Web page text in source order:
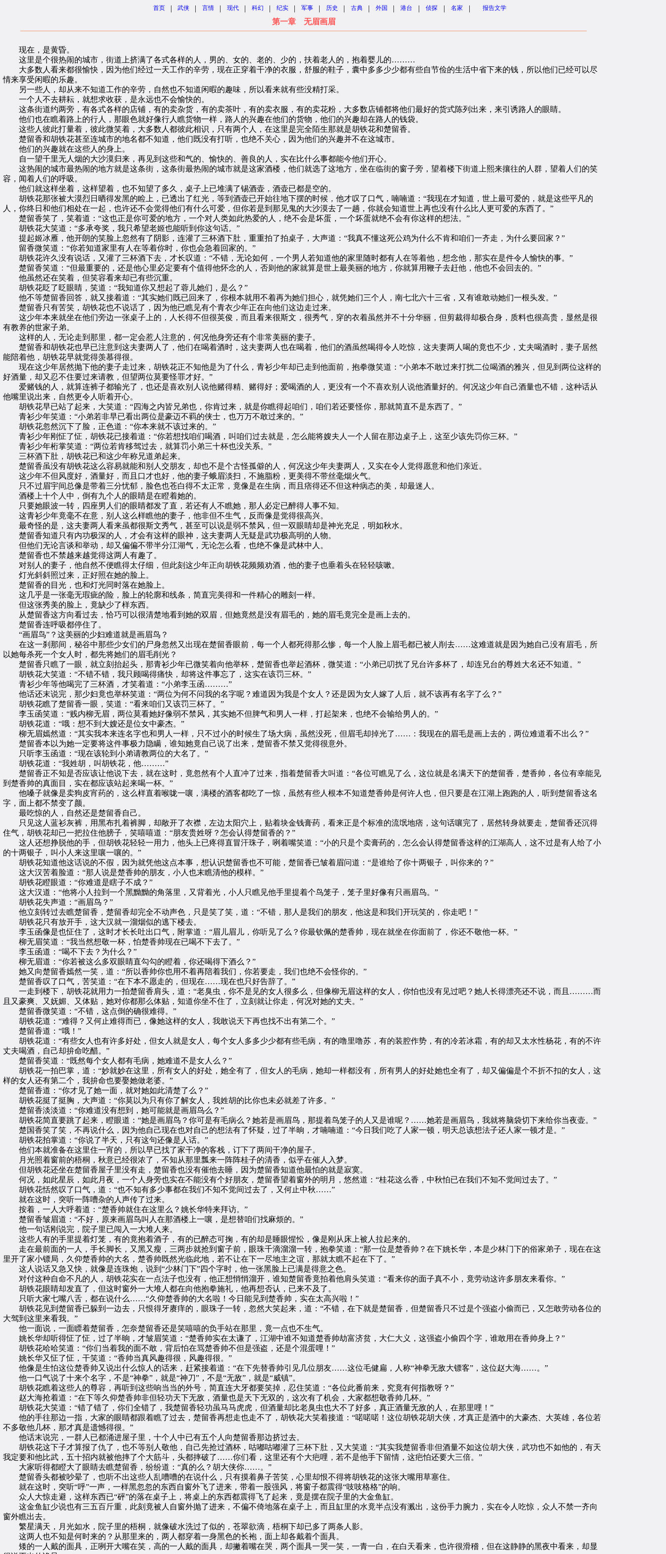
首页 | 武侠 | 言情 | 现代 | 科幻 | 纪实 | 军事 | 历史 | 古典 | 外国 | 港台 | 侦探 | 名家 | 报告文学
第一章 无眉画眉
现在，是黄昏。
这里是个很热闹的城市，街道上挤满了各式各样的人，男的、女的、老的、少的，扶着老人的，抱着婴儿的………
大多数人看来都很愉快，因为他们经过一天工作的辛劳，现在正穿着干净的衣服，舒服的鞋子，囊中多多少少都有些自节俭的生活中省下来的钱，所以他们已经可以尽
情来享受闲暇的乐趣。
另一些人，却从来不知道工作的辛劳，自然也不知道闲暇的趣味，所以看来就有些没精打采。
一个人不去耕耘，就想求收获，是永远也不会愉快的。
这条街道约两旁，有各式各样的店铺，有的卖杂货，有的卖茶叶，有的卖衣服，有的卖花粉，大多数店铺都将他们最好的货式陈列出来，来引诱路人的眼睛。
他们也在瞧着路上的行人，那眼色就好像行人瞧货物一样，路人的兴趣在他们的货物，他们的兴趣却在路人的钱袋。
这些人彼此打量着，彼此微笑着，大多数人都彼此相识，只有两个人，在这里是完全陌生那就是胡铁花和楚留香。
楚留香和胡铁花甚至连城市的地名都不知道，他们既没有打听，也绝不关心，因为他们的兴趣并不在这城市。
他们的兴趣就在这些人的身上。
自一望千里无人烟的大沙漠归来，再见到这些和气的、愉快的、善良的人，实在比什么事都能今他们开心。
这热闹的城市最热闹的地方就是这条街，这条街最热闹的城市就是这家酒楼，他们就选了这地方，坐在临街的窗子旁，望着楼下街道上熙来攘往的人群，望着人们的笑
容，闻着人们的呼吸。
他们就这样坐着，这样望着，也不知望了多久，桌子上已堆满了锡酒壶，酒壶已都是空的。
胡铁花那张被大漠烈日晒得发黑的睑上，已透出了红光，等到酒壶已开始往地下摆的时候，他才叹了口气，喃喃道：“我现在才知道，世上最可爱的，就是这些平凡的
人，你终日和他们相处在一起，也许还不会觉得他们有什么可爱，但你若是到那见鬼的大沙漠去了一趟，你就会知道世上再也没有什么比人更可爱的东西了。”
楚留香笑了，笑着道：“这也正是你可爱的地方，一个对人类如此热爱的人，绝不会是坏蛋，一个坏蛋就绝不会有你这样的想法。”
胡铁花大笑道：“多承夸奖，我只希望老姬也能听到你这句话。”
提起姬冰雁，他开朗的笑脸上忽然有了阴影，连灌了三杯酒下肚，重重拍了拍桌子，大声道：“我真不懂这死公鸡为什么不肯和咱们一齐走，为什么要回家？”
留香微笑道：“你若知道家里有人在等着你时，你也会急着回家的。”
胡铁花许久没有说话，又灌了三杯酒下去，才长叹道：“不错，无论如何，一个男人若知道他的家里随时都有人在等着他，想念他，那实在是件令人愉快的事。”
楚留香笑道：“但最重要的，还是他心里必定要有个值得他怀念的人，否则他的家就算是世上最美丽的地方，你就算用鞭子去赶他，他也不会回去的。”
他虽然还在笑着，但笑容看来却已有些沉重。
胡铁花眨了眨眼睛，笑道：“我知道你又想起了蓉儿她们，是么？”
他不等楚留香回答，就又接着道：“其实她们既已回来了，你根本就用不着再为她们担心，就凭她们三个人，南七北六十三省，又有谁敢动她们一根头发。”
楚留香只有苦笑，胡铁花也不说话了，因为他已瞧见有个青衣少年正在向他们这边走过来。
这少年本来就坐在他们旁边一张桌子上的，人长得不但很英俊，而且看来很斯文，很秀气，穿的衣着虽然并不十分华丽，但剪裁得却极合身，质料也很高贵，显然是很
有教养的世家子弟。
这样的人，无论走到那里，都一定会惹人注意的，何况他身旁还有个非常美丽的妻子。
楚留香和胡铁花也早已注意到这夫妻两人了，他们在喝着酒时，这夫妻两人也在喝着，他们的酒虽然喝得令人吃惊，这夫妻两人喝的竟也不少，丈夫喝酒时，妻子居然
能陪着他，胡铁花早就觉得羡慕得很。
现在这少年居然抛下他的妻子走过来，胡铁花正不知他是为了什么，青衫少年却已走到他面前，抱拳微笑道：“小弟本不敢过来打扰二位喝酒的雅兴，但见到两位这样的
好酒量，却又忍不住要过来请教，但望两位莫要怪罪才好。”
爱赌钱的人，就算连裤子都输光了，也还是喜欢别人说他赌得精、赌得好；爱喝酒的人，更没有一个不喜欢别人说他酒量好的。何况这少年自己酒量也不错，这种话从
他嘴里说出来，自然更令人听着开心。
胡铁花早已站了起来，大笑道：“四海之内皆兄弟也，你肯过来，就是你瞧得起咱们，咱们若还要怪你，那就简直不是东西了。”
青衫少年笑道：“小弟若非早已看出两位是豪迈不羁的侠士，也万万不敢过来的。”
胡铁花忽然沉下了脸，正色道：“你本来就不该过来的。”
青衫少年刚怔了怔，胡铁花已接着道：“你若想找咱们喝酒，叫咱们过去就是，怎么能将嫂夫人一个人留在那边桌子上，这至少该先罚你三杯。”
青衫少年桁掌笑道：“两位若肯移驾过去，就算罚小弟三十杯也没关系。”
三杯酒下肚，胡铁花已和这少年称兄道弟起来。
楚留香虽没有胡铁花这么容易就能和别人交朋友，却也不是个古怪孤僻的人，何况这少年夫妻两人，又实在令人觉得愿意和他们亲近。
这少年不但风度好，酒量好，而且口才也好，他的妻子蛾眉淡扫，不施脂粉，更美得不带丝毫烟火气。
只不过眉宇间总像是带着三分忧郁，脸色也苍白得不太正常，竟像是在生病，而且痞得还不但这种病态的美，却最迷人。
酒楼上十个人中，倒有九个人的眼睛是在瞪着她的。
只要她眼波一转，四座男人们的眼睛都发了直，若还有人不瞧她，那人必定已醉得人事不知。
这青衫少年竟毫不在意，别人这么样瞧他的妻子，他非但不生气，反而像是觉得很高兴。
最奇怪的是，这夫妻两人看来虽都很斯文秀气，甚至可以说是弱不禁风，但一双眼睛却是神光充足，明如秋水。
楚留香知道只有内功极深的人，才会有这样的眼神，这夫妻两人无疑是武功极高明的人物。
但他们无论言谈和举动，却又偏偏不带半分江湖气，无论怎么看，也绝不像是武林中人。
楚留香也不禁越来越觉得这两人有趣了。
对别人的妻子，他自然不便瞧得太仔细，但此刻这少年正向胡铁花频频劝酒，他的妻子也垂着头在轻轻咳嗽。
灯光斜斜照过来，正好照在她的脸上。
楚留香的目光，也和灯光同时落在她脸上。
这几乎是一张毫无瑕疵的险，脸上的轮廓和线条，简直完美得和一件精心的雕刻一样。
但这张秀美的脸上，竟缺少了样东西。
从楚留香这方向看过去，恰巧可以很清楚地看到她的双眉，但她竟然是没有眉毛的，她的眉毛竟完全是画上去的。
楚留香连呼吸都停住了。
“画眉鸟”？这美丽的少妇难道就是画眉鸟？
在这一刹那间，秘谷中那些少女们的尸身忽然又出现在楚留香眼前，每一个人都死得那么惨，每一个人脸上眉毛都已被人削去……这难道就是因为她自己没有眉毛，所
以她每杀死一个女人时，都先将她们的眉毛削光？
楚留香只瞧了一眼，就立刻抬起头，那青衫少年已微笑着向他举杯，楚留香也举起酒杯，微笑道：“小弟已叨扰了兄台许多杯了，却连兄台的尊姓大名还不知道。”
胡铁花大笑道：“不错不错，我只顾喝得痛快，却将这件事忘了，这实在该罚三杯。”
青衫少年等他喝完了三杯酒，才笑着道：“小弟李玉函………”
他话还末说完，那少妇竟也举杯笑道：“两位为何不问我的名字呢？难道因为我是个女人？还是因为女人嫁了人后，就不该再有名字了么？”
胡铁花瞧了楚留香一眼，笑道：“看来咱们又该罚三杯了。”
李玉函笑道：“贱内柳无眉，两位莫看她好像弱不禁风，其实她不但脾气和男人一样，打起架来，也绝不会输给男人的。”
胡铁花道：“哦：想不到大嫂还是位女中豪杰。”
柳无眉嫣然道：“其实我本来连名字也和男人一样，只不过小的时候生了场大病，虽然没死，但眉毛却掉光了……：我现在的眉毛是画上去的，两位难道看不出么？”
楚留香本以为她一定要将这件事极力隐瞒，谁知她竟自己说了出来，楚留香不禁又觉得很意外。
只听李玉函道：“现在该轮到小弟请教两位的大名了。”
胡铁花道：“我姓胡，叫胡铁花，他………”
楚留香正不知是否应该让他说下去，就在这时，竟忽然有个人直冲了过来，指着楚留香大叫道：“各位可瞧见了么，这位就是名满天下的楚留香，楚香帅，各位有幸能见
到楚香帅的真面目，实在都应该站起来喝一杯。”
他嗓子就像是卖狗皮宵药的，这么样直着喉咙一嚷，满楼的酒客都吃了一惊，虽然有些人根本不知道楚香帅是何许人也，但只要是在江湖上跑跑的人，听到楚留香这名
字，面上都不禁变了颜。
最吃惊的人，自然还是楚留香自己。
只见这人蓝衫灰裤，用黑布扎着裤脚，却敞开了衣襟，左边太阳穴上，贴着块金钱膏药，看来正是个标准的流氓地痞，这句话嚷完了，居然转身就要走，楚留香还沉得
住气，胡铁花却已一把拉住他膀子，笑嘻嘻道：“朋友贵姓呀？怎会认得楚留香的？”
这人还想挣脱他的手，但胡铁花轻轻一用力，他头上已疼得直冒汗珠子，咧着嘴笑道：“小的只是个卖膏药的，怎么会认得楚留香这样的江湖高人，这不过是有人给了小
的十两银子，叫小人来这里嚷一嚷的。”
胡铁花知道他这话说的不假，因为就凭他这点本事，想认识楚留香也不可能，楚留香已皱着眉问道：“是谁给了你十两银子，叫你来的？”
这大汉苦着脸道：“那人说是楚香帅的朋友，小人也末瞧清他的模样。”
胡铁花瞪眼道：“你难道是瞎子不成？”
这大汉道：“他将小人拉到一个黑黝黝的角落里，又背着光，小人只瞧见他手里提着个鸟笼子，笼子里好像有只画眉鸟。”
胡铁花失声道：“画眉鸟？”
他立刻转过去瞧楚留香，楚留香却完全不动声色，只是笑了笑，道：“不错，那人是我们的朋友，他这是和我们开玩笑的，你走吧！”
胡铁花只有放开手，这大汉就一溜烟似的逃下楼去。
李玉函像是也怔住了，这时才长长吐出口气，附掌道：“眉儿眉儿，你听见了么？你最钦佩的楚香帅，现在就坐在你面前了，你还不敬他一杯。”
柳无眉笑道：“我当然想敬一杯，怕楚香帅现在已喝不下去了。”
李玉函道：“喝不下去？为什么？”
柳无眉道：“你若被这么多双眼睛直勾勾的瞪着，你还喝得下酒么？”
她又向楚留香嫣然一笑，道：“所以香帅你也用不着再陪着我们，你若要走，我们也绝不会怪你的。”
楚留香叹了口气，苦笑道：“在下本不愿走的，但现在……现在也只好告辞了。”
一走到楼下，胡铁花就用力一拍楚留香肩头，道：“老臭虫，你不是见的女人很多么，但像柳无眉这样的女人，你怕也没有见过吧？她人长得漂亮还不说，而且………而
且又豪爽、又妩媚、又体贴，她对你都那么体贴，知道你坐不住了，立刻就让你走，何况对她的丈夫。”
楚留香微笑道：“不错，这点倒的确很难得。”
胡铁花道：“难得？又何止难得而已，像她这样的女人，我敢说天下再也找不出有第二个。”
楚留香道：“哦！”
胡铁花道：“有些女人也有许多好处，但女人就是女人，每个女人多多少少都有些毛病，有的噜里噜苏，有的装腔作势，有的冷若冰霜，有的却又太水性杨花，有的不许
丈夫喝酒，自己却拚命吃醋。”
楚留香笑道：“既然每个女人都有毛病，她难道不是女人么？”
胡铁花一拍巴掌，道：“妙就妙在这里，所有女人的好处，她全有了，但女人的毛病，她却一样都没有，所有男人的好处她也全有了，却又偏偏是个不折不扣的女人，这
样的女人还有第二个，我拚命也要娶她做老婆。”
楚留香道：“你才见了她一面，就对她如此清楚了么？”
胡铁花挺了挺胸，大声道：“你莫以为只有你了解女人，我姓胡的比你也未必就差了许多。”
楚留香淡淡道：“你难道没有想到，她可能就是画眉鸟么？”
胡铁花简直要跳了起来，瞪眼道：“她是画眉鸟？你可是有毛病么？她若是画眉鸟，那提着鸟笼子的人又是谁呢？……她若是画眉鸟，我就将脑袋切下来给你当夜壶。”
楚国香笑了笑，不再说什么，因为他自己现在也对自己的想法有了怀疑，过了半晌，才喃喃道：“今日我们吃了人家一顿，明天总该想法子还人家一顿才是。”
胡铁花拍掌道：“你说了半天，只有这句还像是人话。”
他们本就准备在这里住一宵的，所以早已找了家干净的客栈，订下了两间干净的屋子。
月光照着窗前的梧桐，秋意已经很浓了，不知从那里瓢来一阵阵桂子的清香，似乎在催人入梦。
但胡铁花还坐在楚留香屋子里没有走，楚留香也没有催他去睡，因为楚留香知道他最怕的就是寂寞。
何况，如此星辰，如此月夜，一个人身旁也实在不能没有个好朋友，楚留香望着窗外的明月，悠然道：“桂花这么香，中秋怕已在我们不知不觉间过去了。”
胡铁花恬然叹了口气，道：“也不知有多少事都在我们不知不觉间过去了，又何止中秋……”
就在这时，突听一阵嘈杂的人声传了过来。
按着，一人大呼着道：“楚香帅就住在这里么？姚长华特来拜访。”
楚留香皱眉道：“不好，原来画眉鸟叫人在那酒楼上一嚷，是想替咱们找麻烦的。”
他一句话刚说完，院子里已闯入一大堆人来。
这些人有的手里提着灯笼，有的竟抱着酒子，有的已醉态可掬，有的却是睡眼惺忪，像是刚从床上被人拉起来的。
走在最前面的一人，手长脚长，又黑又瘦，三两步就抢到窗子前，眼珠千滴溜溜一转，抱拳笑道：“那一位是楚香帅？在下姚长华，本是少林门下的俗家弟子，现在在这
里开了家小镖局，久仰楚香帅的大名，楚香帅既然光临此地，若不让在下一尽地主之谊，那就太瞧不起在下了。”
这人说话又急又快，就像是连珠炮，说到“少林门下”四个字时，他一张黑脸上已满是得意之色。
对付这种自命不凡的人，胡铁花实在一点法子也没有，他正想悄悄溜开，谁知楚留香竟拍着他肩头笑道：“看来你的面子真不小，竟劳动这许多朋友来看你。”
胡铁花眼睛却发直了，但这时窗外一大堆人都在向他抱拳施礼，他再想否认，已来不及了。
只听大家七嘴八舌，都在说什么……“久仰楚香帅的大名啦！今日能见到楚香帅，实在太高兴啦！”
胡铁花见到楚留香已躲到一边去，只恨得牙赓痒的，眼珠子一转，忽然大笑起来，道：“不错，在下就是楚留香，但楚留香只不过是个强盗小偷而已，又怎敢劳动各位的
大驾到这里来看我。”
他一面说，一面瞟着楚留香，怎奈楚留香还是笑嘻嘻的负手站在那里，竟一点也不生气。
姚长华却听得怔了怔，过了半晌，才皱眉笑道：“楚香帅实在太谦了，江湖中谁不知道楚香帅劫富济贫，大仁大义，这强盗小偷四个字，谁敢用在香帅身上？”
胡铁花哈哈笑道：“你们当着我的面不敢，背后怕在骂楚香帅不但是强盗，还是个混蛋哩！”
姚长华又怔了怔，干笑道：“香帅当真风趣得很，风趣得很。”
他像是生怕这位楚香帅又说出什么惊人的话来，赶紧接着道：“在下先替香帅引见几位朋友……这位毛健扁，人称“神拳无敌大镖客”，这位赵大海……。”
他一口气说了十来个名字，不是“神拳”，就是“神刀”，不是“无敌”，就是“威镇”。
胡铁花瞧着这些人的尊容，再听到这些响当当的外号，简直连大牙都要笑掉，忍住笑道：“各位此番前来，究竟有何指教呀？”
赵大海抢着道：“在下等久仰楚香帅非但轻功天下无敌，酒量也是天下无双的，这次有了机会，大家都想敬香帅几杯。”
胡铁花大笑道：“错了错了，你们全错了，我楚留香轻功虽马马虎虎，但酒量却比老臭虫也大不了好多，真正酒量无敌的人，在那里哩！”
他的手往那边一指，大家的眼睛都跟着瞧了过去，楚留香再想走也走不了，胡铁花大笑着接道：“喏喏喏！这位胡铁花胡大侠，才真正是酒中的大豪杰、大英雄，各位若
不多敬他几杯，那才真是遗憾得很。”
他话末说完，一群人已都涌进屋子里，十个人中已有五个人向楚留香那边挤过去。
胡铁花这下子才算报了仇了，也不等别人敬他，自己先抢过酒杯，咕嘟咕嘟灌了三杯下肚，又大笑道：“其实我楚留香非但酒量不如这位胡大侠，武功也不如他的，有天
我定要和他比武，五十招内就被他摔了个大筋斗，头都摔破了……你们看，这里还有个大疤哩，若不是他手下留情，这疤怕还要大三倍。”
大家听得都瞪大了眼睛去瞧楚留香，纷纷道：“真的么？胡大侠你……。”
楚留香头都被吵晕了，也听不出这些人乱嘈嘈的在说什么，只有摸着鼻子苦笑，心里却恨不得将胡铁花的这张大嘴用草塞住。
就在这时，突听“呼”一声，一样黑忽忽的东西自窗外飞了进来，带着一股强风，将窗子都震得“吱吱格格”的响。
众人大惊走避，这样东西已“砰”的落在桌子上，将桌上的东西都震得飞了起来，竟是摆在院子里的大金鱼缸。
这金鱼缸少说也有三五百斤重，此刻竟被人自窗外抛了进来，不偏不倚地落在桌子上，而且缸里的水竟半点没有溅出，这份手力腕力，实在令人吃惊，众人不禁一齐向
窗外瞧出去。
繁星满天，月光如水，院子里的梧桐，就像破水洗过了似的，苍翠欲滴，梧桐下却已多了两条人影。
这两人也不知是何时来的？从那里来的，两人都穿着一身黑色的长袍，面上却各戴着个面具。
矮的一人戴的面具，正咧开大嘴在笑，高的一人戴的面具，却撇着嘴在哭，两个面具一哭一笑，一青一白，在白天看来，也许很滑稽，但在这静静的黑夜中看来，却显